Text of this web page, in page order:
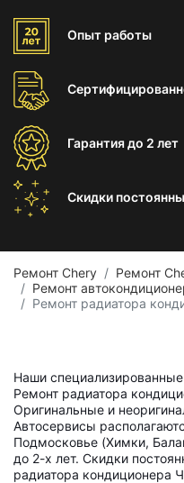
Опыт работы
Гарантиядо 2 лет
Скидки
Ремонт Chery
Ремонт
Ремонт
Ремонт радиатора
Наши
Ремонт радиатора
Оригинальные и
Автосервисы
Подмосковье (Химки,
до 2-х лет. Скидки
радиатора кондиционера